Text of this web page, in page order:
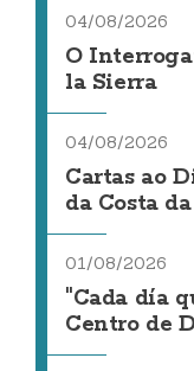
04/08/2026
O
la Sierra
04/08/2026
Cartas ao
da Costa
01/08/2026
"Cada día
Centro de